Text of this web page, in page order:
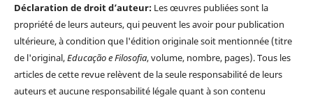
Déclaration de droit d’auteur: Les œuvres publiées sont la
propriété de leurs auteurs, qui peuvent les avoir pour publication
ultérieure, à condition que l'édition originale soit mentionnée (titre
de l'original,Educação e Filosofia, volume, nombre, pages). Tous les
articles de cette revue relèvent de la seule responsabilité de leurs
auteurs et aucune responsabilité légale quant à son contenu